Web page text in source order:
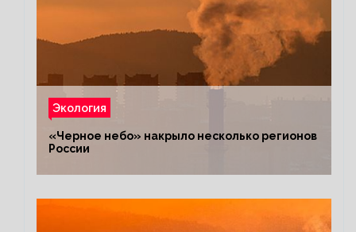
Экология
«Черное небо» накрыло несколько регионов
России